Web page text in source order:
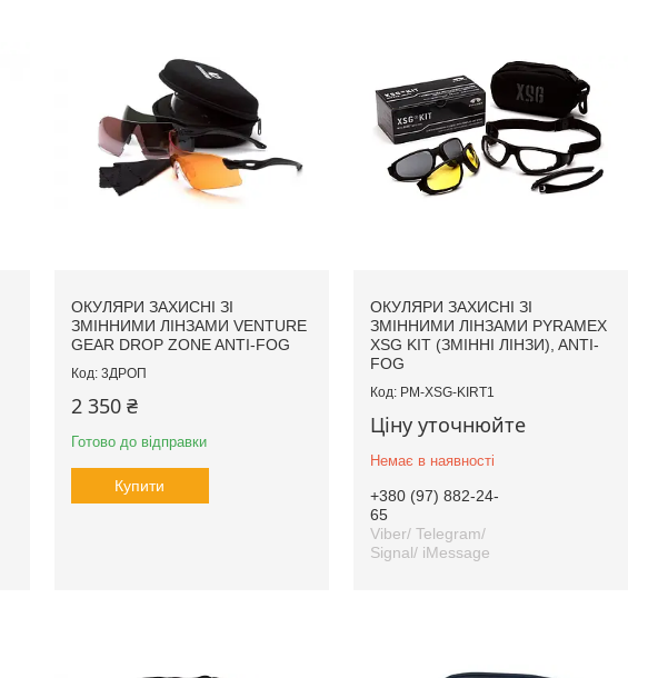
ОКУЛЯРИ ЗАХИСНІ ЗІ
ЗМІННИМИ ЛІНЗАМИ VENTURE
GEAR DROP ZONE ANTI-FOG
3ДРОП
2 350 ₴
Готово до відправки
Купити
ОКУЛЯРИ ЗАХИСНІ ЗІ
ЗМІННИМИ ЛІНЗАМИ PYRAMEX
XSG KIT (ЗМІННІ ЛІНЗИ), ANTI-
FOG
PM-XSG-KIRT1
Ціну уточнюйте
Немає в наявності
+380 (97) 882-24-
65
Viber/ Telegram/
Signal/ iMessage